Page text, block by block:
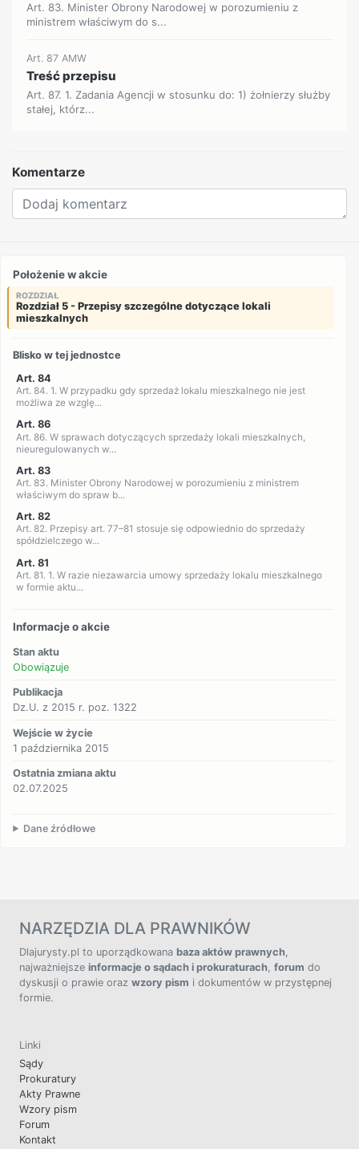
Art. 83. Minister Obrony Narodowej w porozumieniu z
ministrem właściwym do s...
Art. 87 AMW
Treść przepisu
Art. 87. 1. Zadania Agencji w stosunku do: 1) żołnierzy służby
stałej, którz...
Komentarze
Położenie w akcie
ROZDZIAŁ
Rozdział 5 - Przepisy szczególne dotyczące lokali
mieszkalnych
Blisko w tej jednostce
Art. 84
Art. 84. 1. W przypadku gdy sprzedaż lokalu mieszkalnego nie jest
możliwa ze wzglę...
Art. 86
Art. 86. W sprawach dotyczących sprzedaży lokali mieszkalnych,
nieuregulowanych w...
Art. 83
Art. 83. Minister Obrony Narodowej w porozumieniu z ministrem
właściwym do spraw b...
Art. 82
Art. 82. Przepisy art. 77–81 stosuje się odpowiednio do sprzedaży
spółdzielczego w...
Art. 81
Art. 81. 1. W razie niezawarcia umowy sprzedaży lokalu mieszkalnego
w formie aktu...
Informacje o akcie
Stan aktu
Obowiązuje
Publikacja
Dz.U. z 2015 r. poz. 1322
Wejście w życie
1 października 2015
Ostatnia zmiana aktu
02.07.2025
Dane źródłowe
NARZĘDZIA DLA PRAWNIKÓW
Dlajurysty.pl to uporządkowana baza aktów prawnych,
najważniejsze informacje o sądach i prokuraturach, forum do
dyskusji o prawie oraz wzory pism i dokumentów w przystępnej
formie.
Linki
Sądy
Prokuratury
Akty Prawne
Wzory pism
Forum
Kontakt